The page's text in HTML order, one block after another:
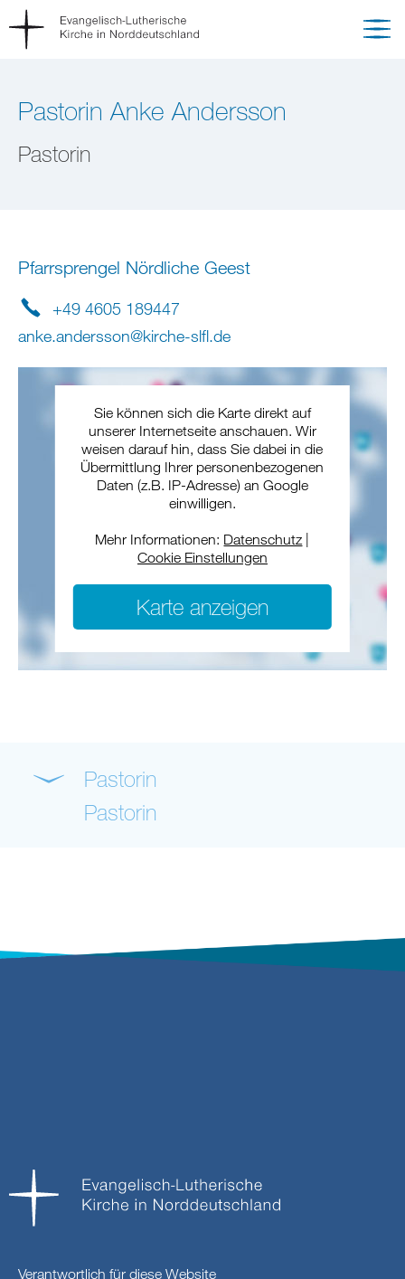
Pastorin Anke Andersson
Pastorin
Pfarrsprengel Nördliche Geest
+49 4605 189447
anke.andersson@kirche-slfl.de
Sie können sich die Karte direkt auf
unserer Internetseite anschauen. Wir
weisen darauf hin, dass Sie dabei in die
Übermittlung Ihrer personenbezogenen
Daten (z.B. IP-Adresse) an Google
einwilligen.
Mehr Informationen: Datenschutz
Cookie Einstellungen
Karte anzeigen
Pastorin
Pastorin
Verantwortlich für diese Website